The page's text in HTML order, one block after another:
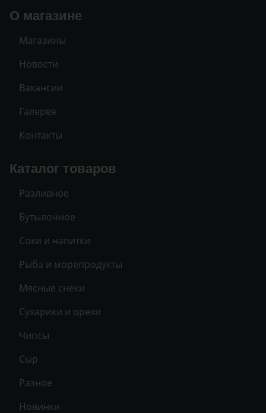
О магазине
Магазины
Новости
Вакансии
Галерея
Контакты
Каталог товаров
Разливное
Бутылочное
Соки и напитки
Рыба и морепродукты
Мясные снеки
Сухарики и орехи
Чипсы
Сыр
Разное
Новинки